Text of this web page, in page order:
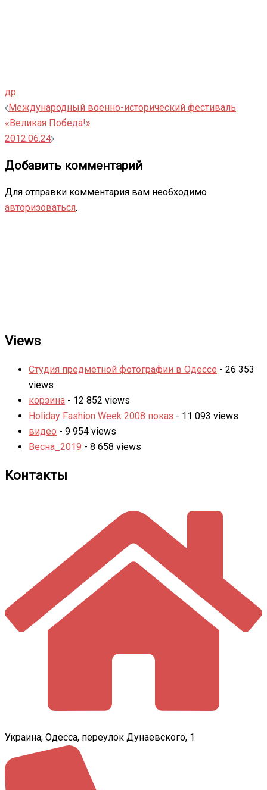
др
Навигация
записи
Международный военно-исторический фестиваль
«Великая Победа!»
2012.06.24
Добавить комментарий
Для отправки комментария вам необходимо
авторизоваться.
Views
Студия предметной фотографии в Одессе - 26 353
views
корзина - 12 852 views
Holiday Fashion Week 2008 показ - 11 093 views
видео - 9 954 views
Весна_2019 - 8 658 views
Контакты
Украина, Одесса, переулок Дунаевского, 1